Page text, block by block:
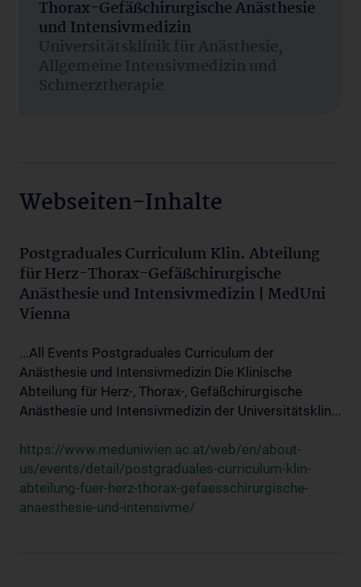
Thorax-Gefäßchirurgische Anästhesie
und Intensivmedizin
Universitätsklinik für Anästhesie,
Allgemeine Intensivmedizin und
Schmerztherapie
Webseiten-Inhalte
Postgraduales Curriculum Klin. Abteilung
für Herz-Thorax-Gefäßchirurgische
Anästhesie und Intensivmedizin | MedUni
Vienna
...All Events Postgraduales Curriculum der
Anästhesie und Intensivmedizin Die Klinische
Abteilung für Herz-, Thorax-, Gefäßchirurgische
Anästhesie und Intensivmedizin der Universitätsklin...
https://www.meduniwien.ac.at/web/en/about-
us/events/detail/postgraduales-curriculum-klin-
abteilung-fuer-herz-thorax-gefaesschirurgische-
anaesthesie-und-intensivme/